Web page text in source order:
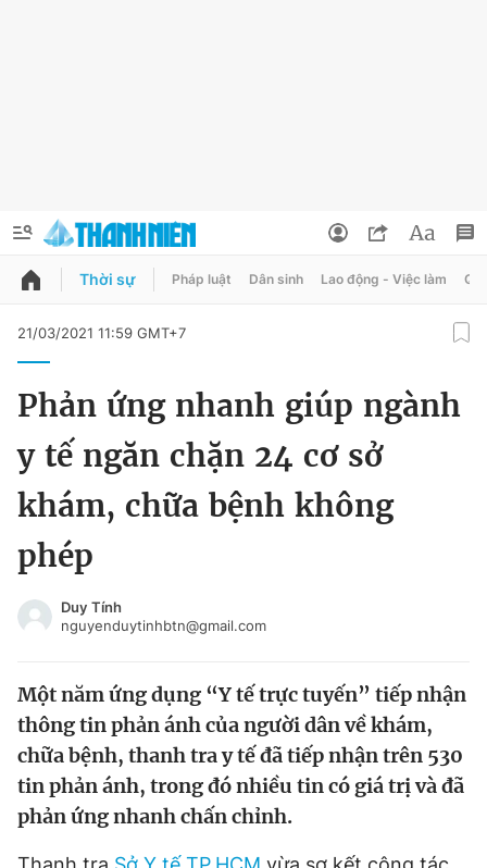
QUẢNG CÁO
Chuyên mục khác
Chào ngày mới
Tin thị trường
Sản phẩm khác
Tiện ích Bạn cần biết
Thông tin tòa soạn Liên hệ quảng cáo
Đổi mật khẩu
Tin đã lưu
Tin đã xem
Đăng xuất
Thời sự Pháp luật Dân sinh Lao động - Việc làm
21/03/2021 11:59 GMT+7
Phản ứng nhanh giúp ngành
y tế ngăn chặn 24 cơ sở
khám, chữa bệnh không
phép
Duy Tính
nguyenduytinhbtn@gmail.com
Một năm ứng dụng “Y tế trực tuyến” tiếp nhận
thông tin phản ánh của người dân về khám,
chữa bệnh, thanh tra y tế đã tiếp nhận trên 530
tin phản ánh, trong đó nhiều tin có giá trị và đã
phản ứng nhanh chấn chỉnh.